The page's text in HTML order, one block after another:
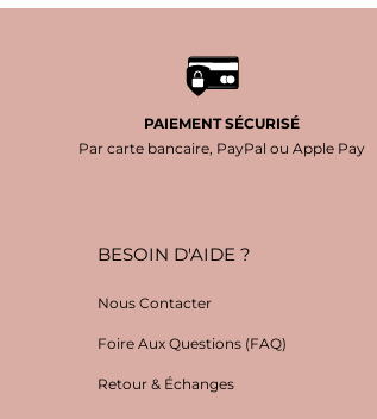
PAIEMENT SÉCURISÉ
Par carte bancaire, PayPal ou Apple Pay
BESOIN D'AIDE ?
Nous Contacter
Foire Aux Questions (FAQ)
Retour & Échanges